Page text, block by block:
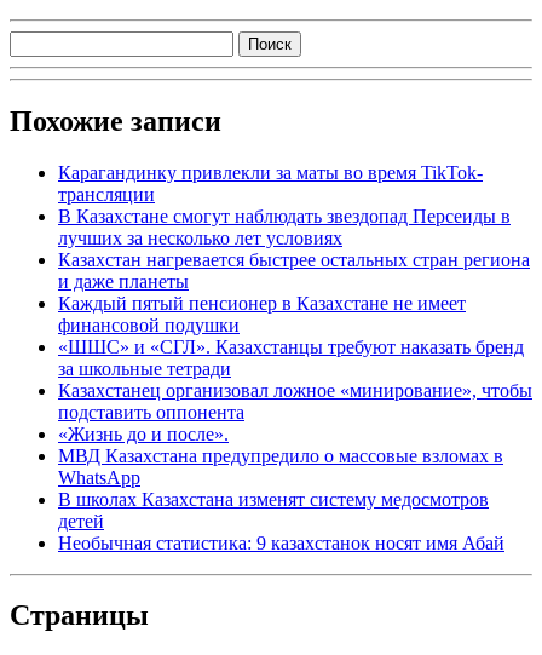
Похожие записи
Карагандинку привлекли за маты во время TikTok-
трансляции
В Казахстане смогут наблюдать звездопад Персеиды в
лучших за несколько лет условиях
Казахстан нагревается быстрее остальных стран региона
и даже планеты
Каждый пятый пенсионер в Казахстане не имеет
финансовой подушки
«ШШС» и «СГЛ». Казахстанцы требуют наказать бренд
за школьные тетради
Казахстанец организовал ложное «минирование», чтобы
подставить оппонента
«Жизнь до и после».
МВД Казахстана предупредило о массовые взломах в
WhatsApp
В школах Казахстана изменят систему медосмотров
детей
Необычная статистика: 9 казахстанок носят имя Абай
Страницы